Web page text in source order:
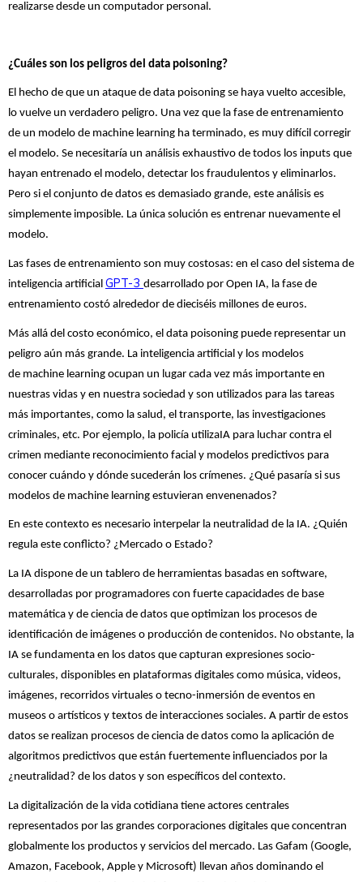
realizarse desde un computador personal.
¿Cuáles son los peligros del data poisoning?
El hecho de que un ataque de data poisoning se haya vuelto accesible,
lo vuelve un verdadero peligro. Una vez que la fase de entrenamiento
de un modelo de machine learning ha terminado, es muy difícil corregir
el modelo. Se necesitaría un análisis exhaustivo de todos los inputs que
hayan entrenado el modelo, detectar los fraudulentos y eliminarlos.
Pero si el conjunto de datos es demasiado grande, este análisis es
simplemente imposible. La única solución es entrenar nuevamente el
modelo.
Las fases de entrenamiento son muy costosas: en el caso del sistema de
inteligencia artificial GPT-3 desarrollado por Open IA, la fase de
entrenamiento costó alrededor de dieciséis millones de euros.
Más allá del costo económico, el data poisoning puede representar un
peligro aún más grande. La inteligencia artificial y los modelos
de machine learning ocupan un lugar cada vez más importante en
nuestras vidas y en nuestra sociedad y son utilizados para las tareas
más importantes, como la salud, el transporte, las investigaciones
criminales, etc. Por ejemplo, la policía utilizaIA para luchar contra el
crimen mediante reconocimiento facial y modelos predictivos para
conocer cuándo y dónde sucederán los crímenes. ¿Qué pasaría si sus
modelos de machine learning estuvieran envenenados?
En este contexto es necesario interpelar la neutralidad de la IA. ¿Quién
regula este conflicto? ¿Mercado o Estado?
La IA dispone de un tablero de herramientas basadas en software,
desarrolladas por programadores con fuerte capacidades de base
matemática y de ciencia de datos que optimizan los procesos de
identificación de imágenes o producción de contenidos. No obstante, la
IA se fundamenta en los datos que capturan expresiones socio-
culturales, disponibles en plataformas digitales como música, videos,
imágenes, recorridos virtuales o tecno-inmersión de eventos en
museos o artísticos y textos de interacciones sociales. A partir de estos
datos se realizan procesos de ciencia de datos como la aplicación de
algoritmos predictivos que están fuertemente influenciados por la
¿neutralidad? de los datos y son específicos del contexto.
La digitalización de la vida cotidiana tiene actores centrales
representados por las grandes corporaciones digitales que concentran
globalmente los productos y servicios del mercado. Las Gafam (Google,
Amazon, Facebook, Apple y Microsoft) llevan años dominando el